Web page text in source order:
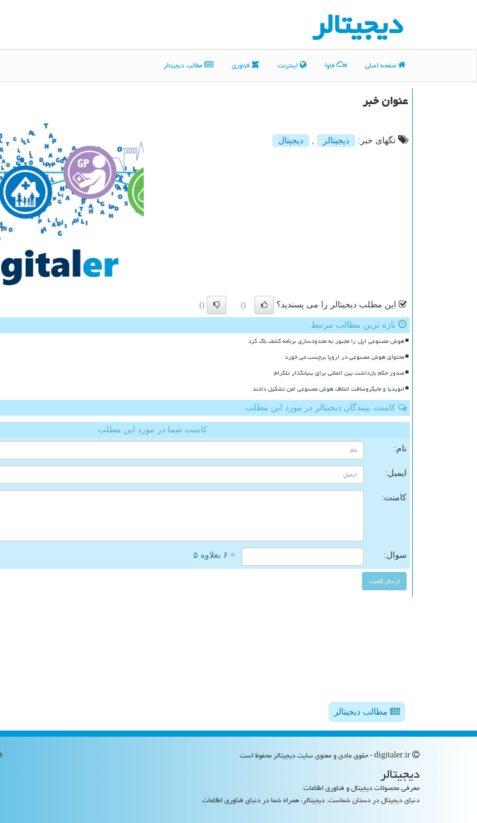
دیجیتالر
صفحه اصلی فاوا اینترنت فناوری مطالب دیجیتالر
عنوان خبر
تگهای خبر: دیجیتالر , دیجیتال
این مطلب دیجیتالر را می پسندید؟ ()
()
تازه ترین مطالب مرتبط
هوش مصنوعی اپل را مجبور به محدودسازی برنامه کشف باگ کرد
محتوای هوش مصنوعی در اروپا برچسب می خورد
صدور حکم بازداشت بین المللی برای بنیانگذار تلگرام
انویدیا و مایکروسافت ائتلاف هوش مصنوعی امن تشکیل دادند
کامنت بینندگان دیجیتالر در مورد این مطلب
کامنت شما در مورد این مطلب
نام:
ایمیل:
کامنت:
سوال: = ۶ بعلاوه ۵
مطالب دیجیتالر
دیجیتالر
معرفی محصولات دیجیتال و فناوری اطلاعات
دنیای دیجیتال در دستان شماست. دیجیتالر، همراه شما در دنیای فناوری اطلاعات